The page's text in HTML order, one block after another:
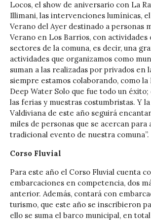
Locos, el show de aniversario con La
Illimani, las intervenciones lumínicas,
Verano del Ayer destinado a personas
Verano en Los Barrios, con
sectores de la comuna, es decir, una
actividades que organizamos como
suman a las realizadas por privados en
siempre estamos colaborando, como
Deep Water Solo que fue todo un
las ferias y muestras costumbristas. Y
Valdiviana de este año seguirá
miles de personas que se acercan para
tradicional evento de nuestra comuna”.
Corso Fluvial
Para este año el Corso Fluvial cuenta
embarcaciones en competencia, dos
anterior. Además, contará con
turismo, que este año se inscribieron
ello se suma el barco municipal, en